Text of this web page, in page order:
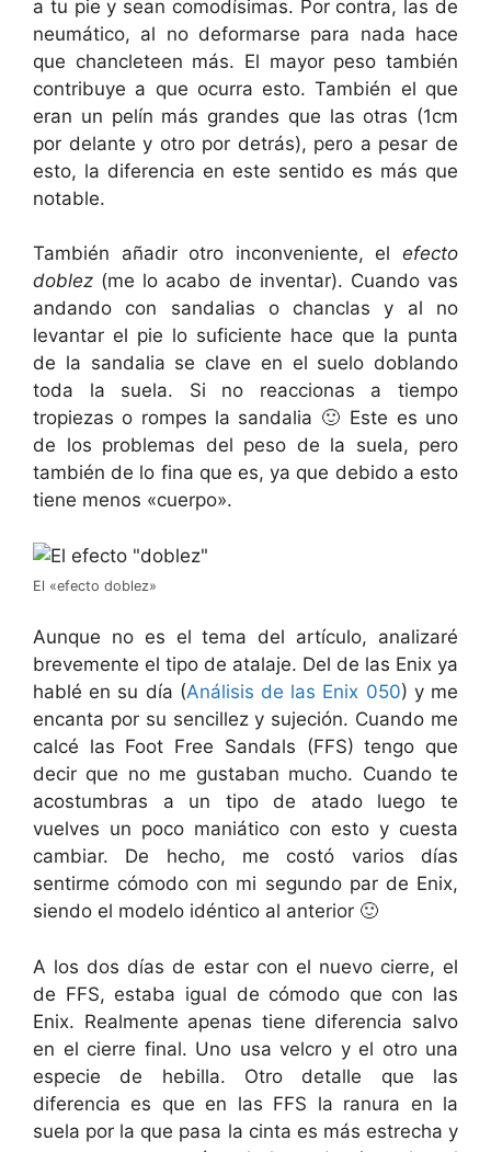
a tu pie y sean comodísimas. Por contra, las de
neumático, al no deformarse para nada hace
que chancleteen más. El mayor peso también
contribuye a que ocurra esto. También el que
eran un pelín más grandes que las otras (1cm
por delante y otro por detrás), pero a pesar de
esto, la diferencia en este sentido es más que
notable.
También añadir otro inconveniente, el efecto
doblez (me lo acabo de inventar). Cuando vas
andando con sandalias o chanclas y al no
levantar el pie lo suficiente hace que la punta
de la sandalia se clave en el suelo doblando
toda la suela. Si no reaccionas a tiempo
tropiezas o rompes la sandalia 🙂 Este es uno
de los problemas del peso de la suela, pero
también de lo fina que es, ya que debido a esto
tiene menos «cuerpo».
El «efecto doblez»
Aunque no es el tema del artículo, analizaré
brevemente el tipo de atalaje. Del de las Enix ya
hablé en su día (Análisis de las Enix 050) y me
encanta por su sencillez y sujeción. Cuando me
calcé las Foot Free Sandals (FFS) tengo que
decir que no me gustaban mucho. Cuando te
acostumbras a un tipo de atado luego te
vuelves un poco maniático con esto y cuesta
cambiar. De hecho, me costó varios días
sentirme cómodo con mi segundo par de Enix,
siendo el modelo idéntico al anterior 🙂
A los dos días de estar con el nuevo cierre, el
de FFS, estaba igual de cómodo que con las
Enix. Realmente apenas tiene diferencia salvo
en el cierre final. Uno usa velcro y el otro una
especie de hebilla. Otro detalle que las
diferencia es que en las FFS la ranura en la
suela por la que pasa la cinta es más estrecha y